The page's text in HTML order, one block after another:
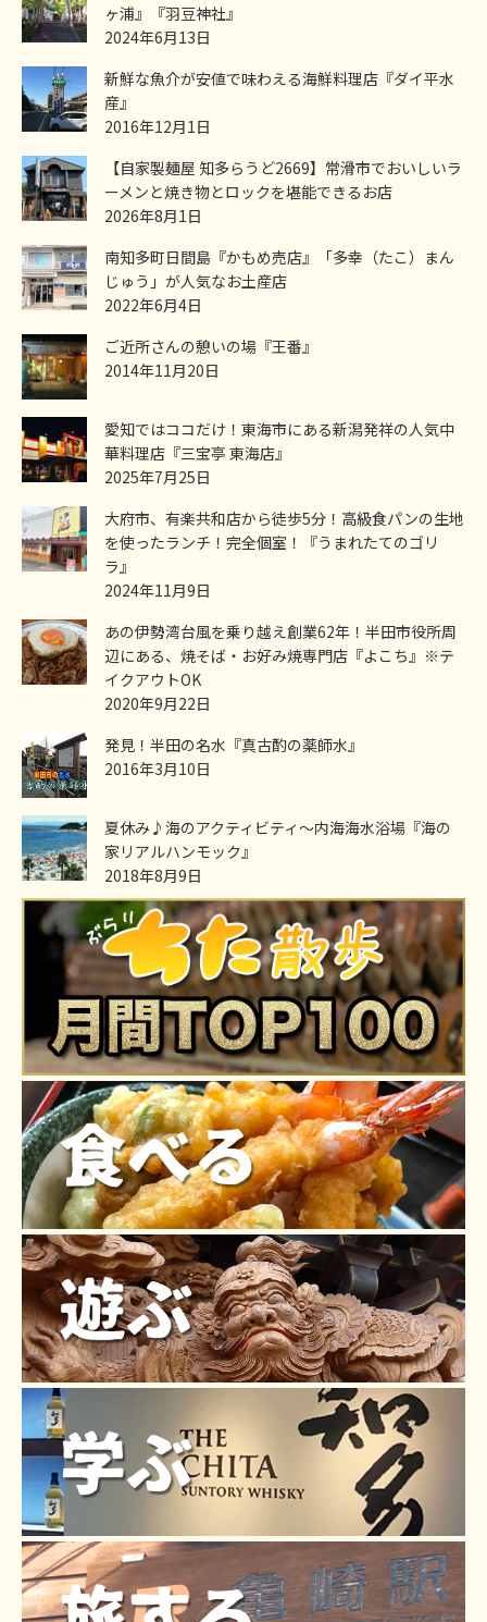
ヶ浦』『羽豆神社』
2024年6月13日
新鮮な魚介が安値で味わえる海鮮料理店『ダイ平水
産』
2016年12月1日
【自家製麺屋 知多らうど2669】常滑市でおいしいラ
ーメンと焼き物とロックを堪能できるお店
2026年8月1日
南知多町日間島『かもめ売店』「多幸（たこ）まん
じゅう」が人気なお土産店
2022年6月4日
ご近所さんの憩いの場『王番』
2014年11月20日
愛知ではココだけ！東海市にある新潟発祥の人気中
華料理店『三宝亭 東海店』
2025年7月25日
大府市、有楽共和店から徒歩5分！高級食パンの生地
を使ったランチ！完全個室！『うまれたてのゴリ
ラ』
2024年11月9日
あの伊勢湾台風を乗り越え創業62年！半田市役所周
辺にある、焼そば・お好み焼専門店『よこち』※テ
イクアウトOK
2020年9月22日
発見！半田の名水『真古酌の薬師水』
2016年3月10日
夏休み♪海のアクティビティ～内海海水浴場『海の
家リアルハンモック』
2018年8月9日